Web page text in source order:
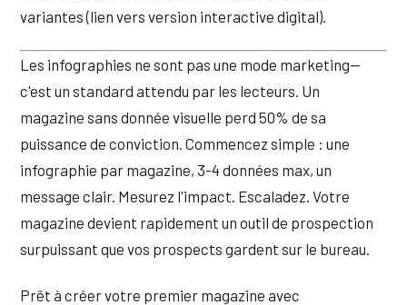
variantes (lien vers version interactive digital).
Les infographies ne sont pas une mode marketing—
c'est un standard attendu par les lecteurs. Un
magazine sans donnée visuelle perd 50% de sa
puissance de conviction. Commencez simple : une
infographie par magazine, 3-4 données max, un
message clair. Mesurez l'impact. Escaladez. Votre
magazine devient rapidement un outil de prospection
surpuissant que vos prospects gardent sur le bureau.
Prêt à créer votre premier magazine avec